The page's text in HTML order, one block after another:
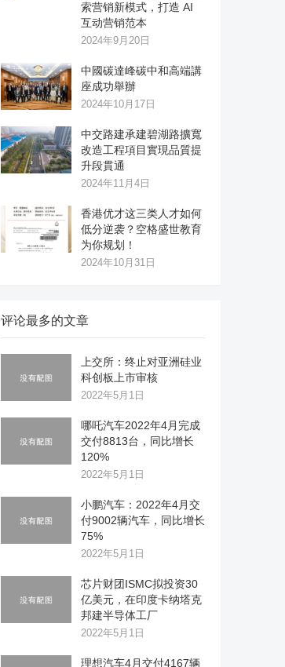
索营销新模式，打造 AI
互动营销范本
2024年9月20日
中國碳達峰碳中和高端講
座成功舉辦
2024年10月17日
中交路建承建碧湖路擴寬
改造工程項目實現品質提
升段貫通
2024年11月4日
香港优才这三类人才如何
低分逆袭？空格盛世教育
为你规划！
2024年10月31日
评论最多的文章
上交所：终止对亚洲硅业
科创板上市审核
2022年5月1日
哪吒汽车2022年4月完成
交付8813台，同比增长
120%
2022年5月1日
小鹏汽车：2022年4月交
付9002辆汽车，同比增长
75%
2022年5月1日
芯片财团ISMC拟投资30
亿美元，在印度卡纳塔克
邦建半导体工厂
2022年5月1日
理想汽车4月交付4167辆